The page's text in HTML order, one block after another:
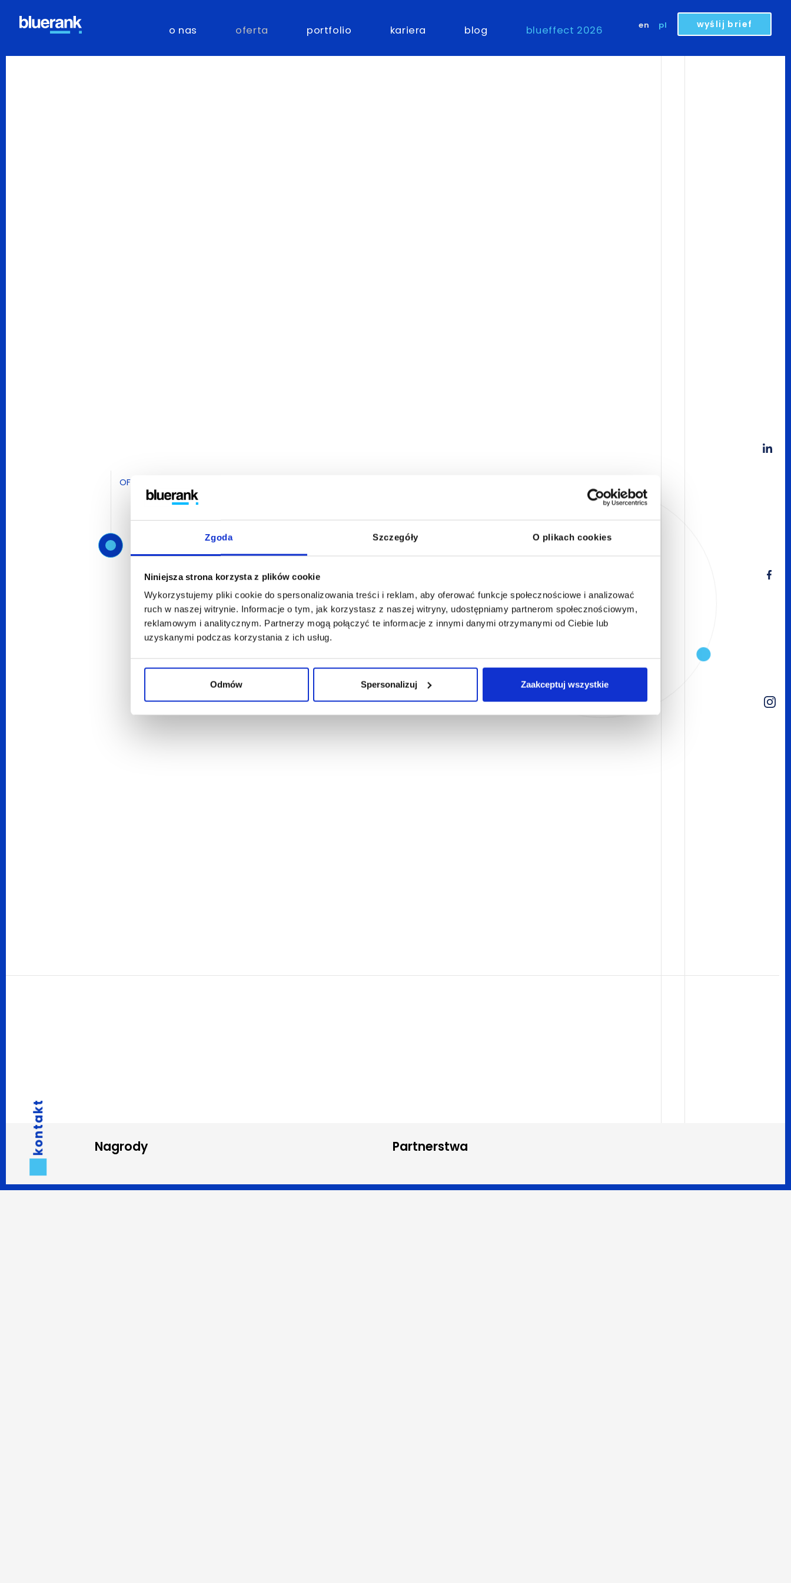
Zgoda Szczegóły O plikach cookies
Niniejsza strona korzysta z plików cookie
Wykorzystujemy pliki cookie do spersonalizowania treści i reklam, aby oferować funkcje społecznościowe i analizować
ruch w naszej witrynie. Informacje o tym, jak korzystasz z naszej witryny, udostępniamy partnerom społecznościowym,
reklamowym i analitycznym. Partnerzy mogą połączyć te informacje z innymi danymi otrzymanymi od Ciebie lub
uzyskanymi podczas korzystania z ich usług.
Odmów Spersonalizuj Zaakceptuj wszystkie
en pl wyślij brief
kontakt
o nas oferta portfolio kariera blog blueffect 2026
OFERTA
Sprawdź nas
Nagrody Partnerstwa